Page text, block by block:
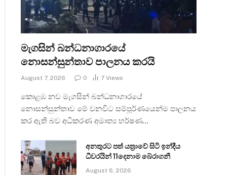
මැගසින් බන්ධනාගාරයේ
නොසන්සුන්තාව පාලනය කරයි
August 7, 2026 0 7 Views
කොළඹ නව මැගසින් බන්ධනාගාරයේ
නොසන්සුන්තාව මේ වනවිට සම්පූර්ණයෙන්ම පාලනය
කර ඇති බව අධිකරණ අමාත්‍ය හර්ෂණ…
අනතුරට පත් යත්‍රාවේ සිටි ඉන්දීය
ධීවරයින් 11දෙනාම බේරාගනී
August 6, 2026